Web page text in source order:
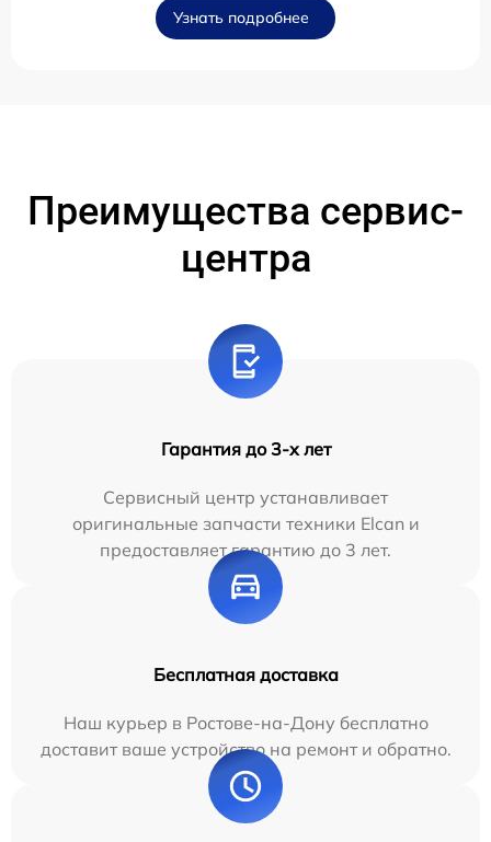
Узнать подробнее
Преимущества сервис-
центра
Гарантия до 3-х лет
Сервисный центр устанавливает
оригинальные запчасти техники Elcan и
предоставляет гарантию до 3 лет.
Бесплатная доставка
Наш курьер в Ростове-на-Дону бесплатно
доставит ваше устройство на ремонт и обратно.